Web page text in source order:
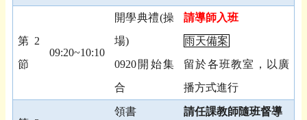
第 2
節
09:20~10:10
開學典禮(操
場)
0920 開始集
合
請導師入班
雨天備案
留於各班教室，以廣
播方式進行
領書
請任課教師隨班督導